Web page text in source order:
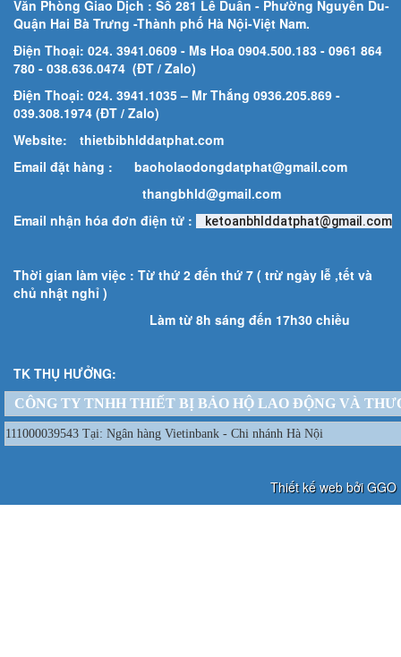
Văn Phòng Giao Dịch : Số 281 Lê Duẩn - Phường Nguyễn Du-
Quận Hai Bà Trưng -Thành phố Hà Nội-Việt Nam.
Điện Thoại: 024. 3941.0609 - Ms Hoa 0904.500.183 - 0961 864
780 - 038.636.0474 (ĐT / Zalo)
Điện Thoại: 024. 3941.1035 – Mr Thắng 0936.205.869 -
039.308.1974 (ĐT / Zalo)
Website:
thietbibhlddatphat.com
Email đặt hàng : baoholaodongdatphat@gmail.com
thangbhld@gmail.com
Email nhận hóa đơn điện tử :
ketoanbhlddatphat@gmail.com
Thời gian làm việc : Từ thứ 2 đến thứ 7 ( trừ ngày lễ ,tết và
chủ nhật nghỉ )
Làm từ 8h sáng đến 17h30 chiều
TK THỤ HƯỞNG:
CÔNG TY TNHH THIẾT BỊ BẢO HỘ LAO ĐỘNG VÀ
111000039543 Tại: Ngân hàng Vietinbank - Chi nhánh Hà Nội
Thiết kế web bởi GGO